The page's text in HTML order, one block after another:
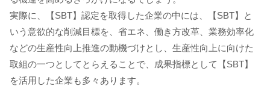
実際に、【SBT】認定を取得した企業の中には、【SBT】と
いう意欲的な削減目標を、省エネ、働き方改革、業務効率化
などの生産性向上推進の動機づけとし、生産性向上に向けた
取組の一つとしてとらえることで、成果指標として【SBT】
を活用した企業も多々あります。